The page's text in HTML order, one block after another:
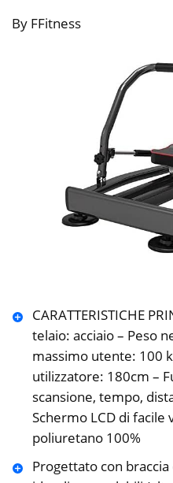
By FFitness
CARATTERISTICHE
telaio: acciaio – Peso
massimo utente: 100
utilizzatore: 180cm –
scansione, tempo,
Schermo LCD di facile
poliuretano 100%
Progettato con